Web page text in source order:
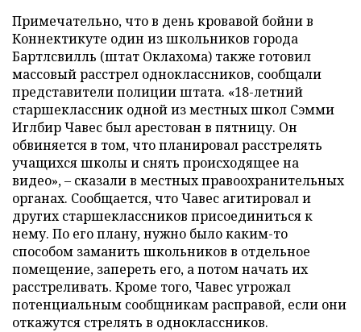
Примечательно, что в день кровавой бойни в
Коннектикуте один из школьников города
Бартлсвилль (штат Оклахома) также готовил
массовый расстрел одноклассников, сообщали
представители полиции штата. «18-летний
старшеклассник одной из местных школ Сэмми
Иглбир Чавес был арестован в пятницу. Он
обвиняется в том, что планировал расстрелять
учащихся школы и снять происходящее на
видео», – сказали в местных правоохранительных
органах. Сообщается, что Чавес агитировал и
других старшеклассников присоединиться к
нему. По его плану, нужно было каким-то
способом заманить школьников в отдельное
помещение, запереть его, а потом начать их
расстреливать. Кроме того, Чавес угрожал
потенциальным сообщникам расправой, если они
откажутся стрелять в одноклассников.